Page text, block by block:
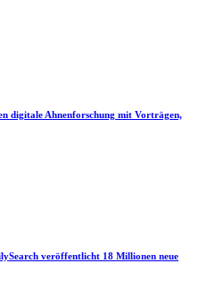
digitale Ahnenforschung mit Vorträgen,
veröffentlicht 18 Millionen neue